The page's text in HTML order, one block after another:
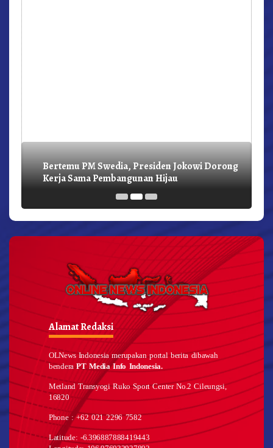
Bertemu PM Swedia, Presiden Jokowi Dorong
Kerja Sama Pembangunan Hijau
Alamat Redaksi
OLNews Indonesia merupakan portal berita dibawah
benderaPT Media Info Indonesia.
Metland Transyogi Ruko Sport Center No.2 Cileungsi,
16820
Phone : +62 021 2296 7582
Latitude: -6.396887888419443